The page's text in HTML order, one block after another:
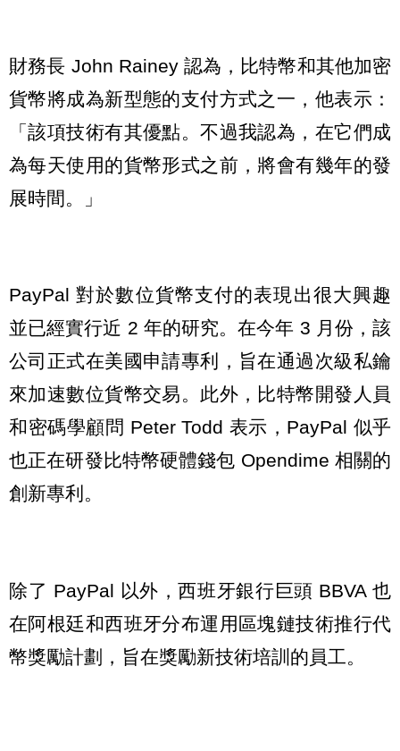
財務長 John Rainey 認為，比特幣和其他加密
貨幣將成為新型態的支付方式之一，他表示：
「該項技術有其優點。不過我認為，在它們成
為每天使用的貨幣形式之前，將會有幾年的發
展時間。」
PayPal 對於數位貨幣支付的表現出很大興趣
並已經實行近 2 年的研究。在今年 3 月份，該
公司正式在美國申請專利，旨在通過次級私鑰
來加速數位貨幣交易。此外，比特幣開發人員
和密碼學顧問 Peter Todd 表示，PayPal 似乎
也正在研發比特幣硬體錢包 Opendime 相關的
創新專利。
除了 PayPal 以外，西班牙銀行巨頭 BBVA 也
在阿根廷和西班牙分布運用區塊鏈技術推行代
幣獎勵計劃，旨在獎勵新技術培訓的員工。